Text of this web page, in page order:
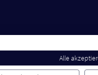
Alle